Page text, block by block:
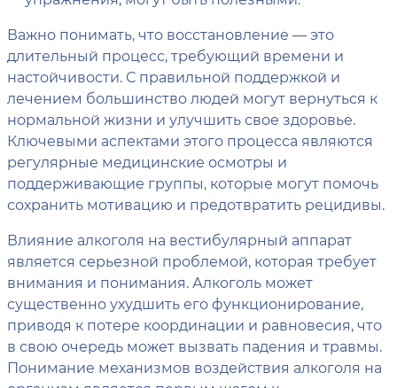
Важно понимать, что восстановление — это
длительный процесс, требующий времени и
настойчивости. С правильной поддержкой и
лечением большинство людей могут вернуться к
нормальной жизни и улучшить свое здоровье.
Ключевыми аспектами этого процесса являются
регулярные медицинские осмотры и
поддерживающие группы, которые могут помочь
сохранить мотивацию и предотвратить рецидивы.
Влияние алкоголя на вестибулярный аппарат
является серьезной проблемой, которая требует
внимания и понимания. Алкоголь может
существенно ухудшить его функционирование,
приводя к потере координации и равновесия, что
в свою очередь может вызвать падения и травмы.
Понимание механизмов воздействия алкоголя на